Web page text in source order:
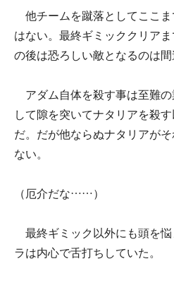
他チームを蹴落としてここ
はない。最終ギミッククリア
の後は恐ろしい敵となるのは間
アダム自体を殺す事は至難
して隙を突いてナタリアを殺
だ。だが他ならぬナタリアが
ない。
（厄介だな……）
最終ギミック以外にも頭を悩
ラは内心で舌打ちしていた。